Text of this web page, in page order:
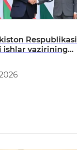
Respublikasi
ishlar vazirining